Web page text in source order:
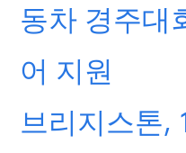
동차 경주대
어 지원
브리지스톤,